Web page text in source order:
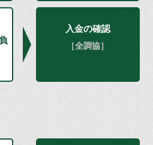
入金の確認
［全調協］